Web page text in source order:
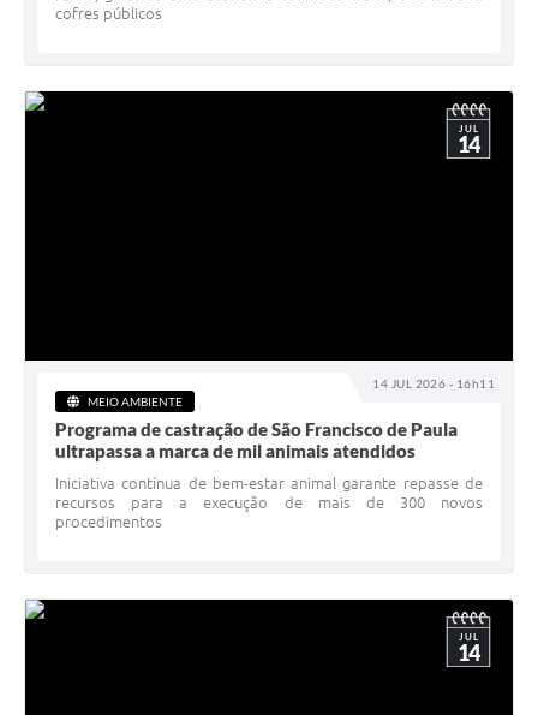
cofres públicos
14 JUL 2026 - 16h11
JUL
14
MEIO AMBIENTE
Programa de castração de São Francisco de Paula
ultrapassa a marca de mil animais atendidos
Iniciativa contínua de bem-estar animal garante repasse de
recursos para a execução de mais de 300 novos
procedimentos
JUL
14